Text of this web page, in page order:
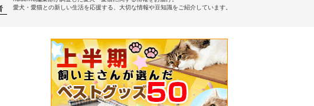
愛犬・愛猫との新しい生活を応援する、大切な情報や豆知識をご紹介しています。